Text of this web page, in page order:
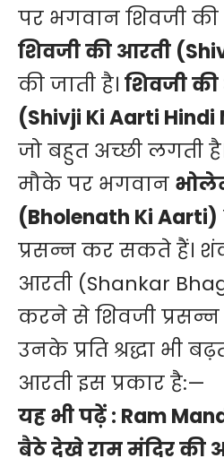
पर भगवान शिवजी
शिवजी की आरती
की जाती है। शिवजी की
(Shivji Ki Aarti Hindi
जो बहुत अच्छी लगती
मौके पर भगवान
(Bholenath Ki Aarti)
प्रसन्न कर सकते हैं।
आरती (Shankar
करने से शिवजी
उनके प्रति श्रद्धा भी
आरती इस प्रकार है:—
यह भी पढ़ें : Ram
बैठे देखे राम मंदिर